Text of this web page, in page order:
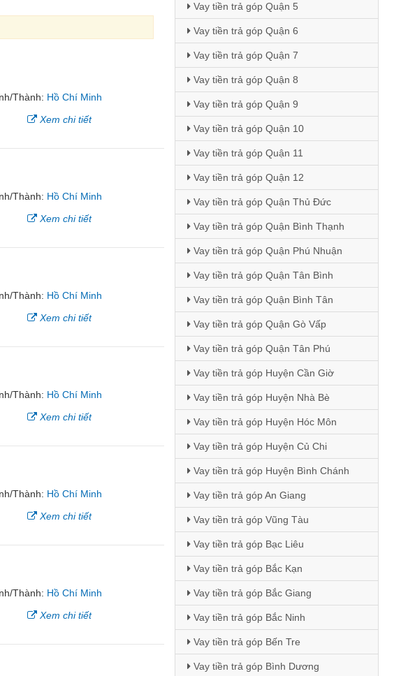
Thành: Hồ Chí Minh
Xem chi tiết
Thành: Hồ Chí Minh
Xem chi tiết
Thành: Hồ Chí Minh
Xem chi tiết
Thành: Hồ Chí Minh
Xem chi tiết
Thành: Hồ Chí Minh
Xem chi tiết
Thành: Hồ Chí Minh
Xem chi tiết
Vay tiền trả góp Quận 5
Vay tiền trả góp Quận 6
Vay tiền trả góp Quận 7
Vay tiền trả góp Quận 8
Vay tiền trả góp Quận 9
Vay tiền trả góp Quận 10
Vay tiền trả góp Quận 11
Vay tiền trả góp Quận 12
Vay tiền trả góp Quận Thủ Đức
Vay tiền trả góp Quận Bình Thạnh
Vay tiền trả góp Quận Phú Nhuận
Vay tiền trả góp Quận Tân Bình
Vay tiền trả góp Quận Bình Tân
Vay tiền trả góp Quận Gò Vấp
Vay tiền trả góp Quận Tân Phú
Vay tiền trả góp Huyện Cần Giờ
Vay tiền trả góp Huyện Nhà Bè
Vay tiền trả góp Huyện Hóc Môn
Vay tiền trả góp Huyện Củ Chi
Vay tiền trả góp Huyện Bình Chánh
Vay tiền trả góp An Giang
Vay tiền trả góp Vũng Tàu
Vay tiền trả góp Bạc Liêu
Vay tiền trả góp Bắc Kạn
Vay tiền trả góp Bắc Giang
Vay tiền trả góp Bắc Ninh
Vay tiền trả góp Bến Tre
Vay tiền trả góp Bình Dương